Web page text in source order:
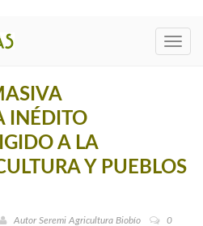
INÉDITO
A LA
Y PUEBLOS
Autor Seremi Agricultura Biobío
0